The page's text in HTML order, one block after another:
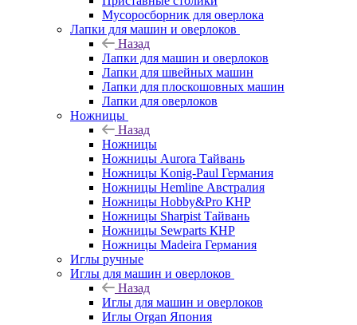
Мусоросборник для оверлока
Лапки для машин и оверлоков
Назад
Лапки для машин и оверлоков
Лапки для швейных машин
Лапки для плоскошовных машин
Лапки для оверлоков
Ножницы
Назад
Ножницы
Ножницы Aurora Тайвань
Ножницы Konig-Paul Германия
Ножницы Hemline Австралия
Ножницы Hobby&Pro КНР
Ножницы Sharpist Тайвань
Ножницы Sewparts КНР
Ножницы Madeira Германия
Иглы ручные
Иглы для машин и оверлоков
Назад
Иглы для машин и оверлоков
Иглы Organ Япония